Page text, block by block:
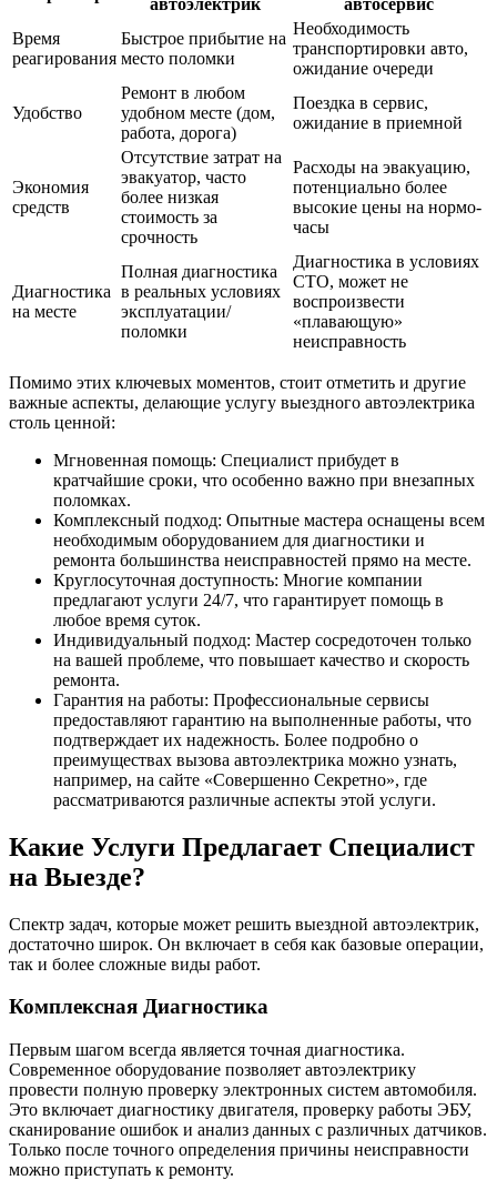
Время
реагирования
Быстрое прибытие на
место поломки
Необходимость
транспортировки авто,
ожидание очереди
Удобство
Ремонт в любом
удобном месте (дом,
работа, дорога)
Поездка в сервис,
ожидание в приемной
Экономия
средств
Отсутствие затрат на
эвакуатор, часто
более низкая
стоимость за
срочность
Расходы на эвакуацию,
потенциально более
высокие цены на нормо-
часы
Диагностика
на месте
Полная диагностика
в реальных условиях
эксплуатации/
поломки
Диагностика в условиях
СТО, может не
воспроизвести
«плавающую»
неисправность
Помимо этих ключевых моментов, стоит отметить и другие
важные аспекты, делающие услугу выездного автоэлектрика
столь ценной:
Мгновенная помощь: Специалист прибудет в
кратчайшие сроки, что особенно важно при внезапных
поломках.
Комплексный подход: Опытные мастера оснащены всем
необходимым оборудованием для диагностики и
ремонта большинства неисправностей прямо на месте.
Круглосуточная доступность: Многие компании
предлагают услуги 24/7, что гарантирует помощь в
любое время суток.
Индивидуальный подход: Мастер сосредоточен только
на вашей проблеме, что повышает качество и скорость
ремонта.
Гарантия на работы: Профессиональные сервисы
предоставляют гарантию на выполненные работы, что
подтверждает их надежность. Более подробно о
преимуществах вызова автоэлектрика можно узнать,
например, на сайте «Совершенно Секретно», где
рассматриваются различные аспекты этой услуги.
Какие Услуги Предлагает Специалист
на Выезде?
Спектр задач, которые может решить выездной автоэлектрик,
достаточно широк. Он включает в себя как базовые операции,
так и более сложные виды работ.
Комплексная Диагностика
Первым шагом всегда является точная диагностика.
Современное оборудование позволяет автоэлектрику
провести полную проверку электронных систем автомобиля.
Это включает диагностику двигателя, проверку работы ЭБУ,
сканирование ошибок и анализ данных с различных датчиков.
Только после точного определения причины неисправности
можно приступать к ремонту.